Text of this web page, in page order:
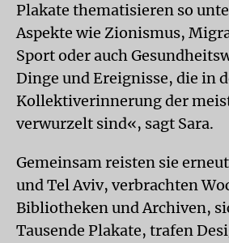
Plakate thematisieren so
Aspekte wie Zionismus,
Sport oder auch
Dinge und Ereignisse, die in
Kollektiverinnerung der
verwurzelt sind«, sagt Sara.
Gemeinsam reisten sie
und Tel Aviv, verbrachten
Bibliotheken und Archiven,
Tausende Plakate, trafen